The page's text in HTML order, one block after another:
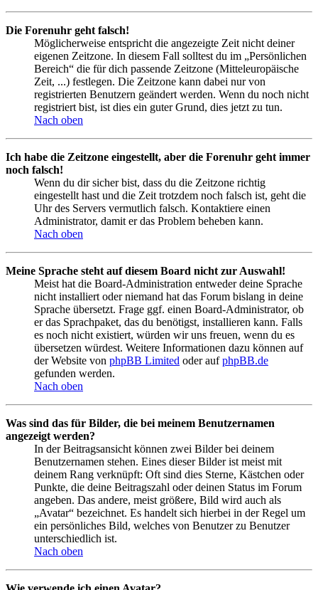
Die Forenuhr geht falsch!
Möglicherweise entspricht die angezeigte Zeit nicht deiner
eigenen Zeitzone. In diesem Fall solltest du im „Persönlichen
Bereich“ die für dich passende Zeitzone (Mitteleuropäische
Zeit, ...) festlegen. Die Zeitzone kann dabei nur von
registrierten Benutzern geändert werden. Wenn du noch nicht
registriert bist, ist dies ein guter Grund, dies jetzt zu tun.
Nach oben
Ich habe die Zeitzone eingestellt, aber die Forenuhr geht immer
noch falsch!
Wenn du dir sicher bist, dass du die Zeitzone richtig
eingestellt hast und die Zeit trotzdem noch falsch ist, geht die
Uhr des Servers vermutlich falsch. Kontaktiere einen
Administrator, damit er das Problem beheben kann.
Nach oben
Meine Sprache steht auf diesem Board nicht zur Auswahl!
Meist hat die Board-Administration entweder deine Sprache
nicht installiert oder niemand hat das Forum bislang in deine
Sprache übersetzt. Frage ggf. einen Board-Administrator, ob
er das Sprachpaket, das du benötigst, installieren kann. Falls
es noch nicht existiert, würden wir uns freuen, wenn du es
übersetzen würdest. Weitere Informationen dazu können auf
der Website von phpBB Limited oder aufphpBB.de
gefunden werden.
Nach oben
Was sind das für Bilder, die bei meinem Benutzernamen
angezeigt werden?
In der Beitragsansicht können zwei Bilder bei deinem
Benutzernamen stehen. Eines dieser Bilder ist meist mit
deinem Rang verknüpft: Oft sind dies Sterne, Kästchen oder
Punkte, die deine Beitragszahl oder deinen Status im Forum
angeben. Das andere, meist größere, Bild wird auch als
„Avatar“ bezeichnet. Es handelt sich hierbei in der Regel um
ein persönliches Bild, welches von Benutzer zu Benutzer
unterschiedlich ist.
Nach oben